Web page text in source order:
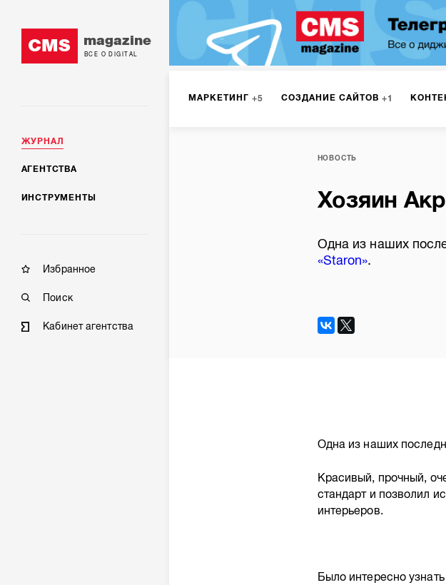
CMS magazine
ВСЕ О DIGITAL
ЖУРНАЛ
АГЕНТСТВА
ИНСТРУМЕНТЫ
Избранное
Поиск
Кабинет агентства
МАРКЕТИНГ 5 СОЗДАНИЕ САЙТОВ 1
ИНТЕРНЕТ-МАРКЕТИНГ
МОБИЛЬНАЯ РАЗРАБОТКА ЮЗАБИЛИТИ
НОВОСТЬ
Хозяин
Одна из наших
«Staron».
Одна из наших
Красивый, прочный,
стандарт и позволил
интерьеров.
Было интересно